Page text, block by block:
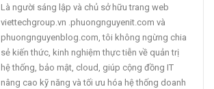
Là người sáng lập và chủ sở hữu trang web
viettechgroup.vn .phuongnguyenit.com và
phuongnguyenblog.com, tôi không ngừng chia
sẻ kiến thức, kinh nghiệm thực tiễn về quản trị
hệ thống, bảo mật, cloud, giúp cộng đồng IT
nâng cao kỹ năng và tối ưu hóa hệ thống doanh